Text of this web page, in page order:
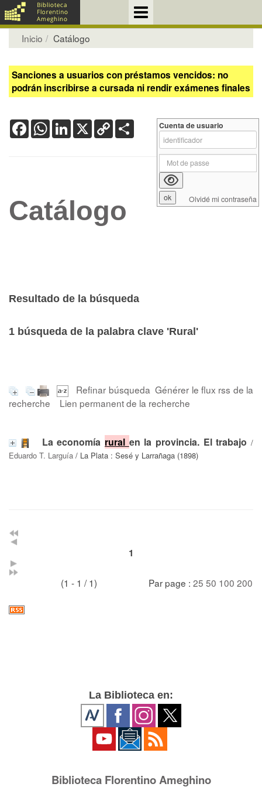
Inicio Catálogo
Sanciones a usuarios con préstamos vencidos: no
podrán inscribirse a cursada ni rendir exámenes finales
FacebookWhatsApp
LinkedIn
X Copy
Link
Catálogo
Resultado de la búsqueda
1 búsqueda de la palabra clave 'Rural'
Refinar búsqueda Générer le flux rss de la
recherche
Lien permanent de la recherche
La economía rural en la provincia. El trabajo /
Eduardo T. Larguía / La Plata : Sesé y Larrañaga (1898)
1
(1 - 1 / 1) Par page : 25 50 100 200
Cuenta de usuario
Olvidé mi contraseña
La Biblioteca en:
Biblioteca Florentino Ameghino